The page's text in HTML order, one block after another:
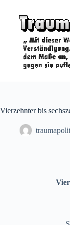
springen
Vierzehnter bis